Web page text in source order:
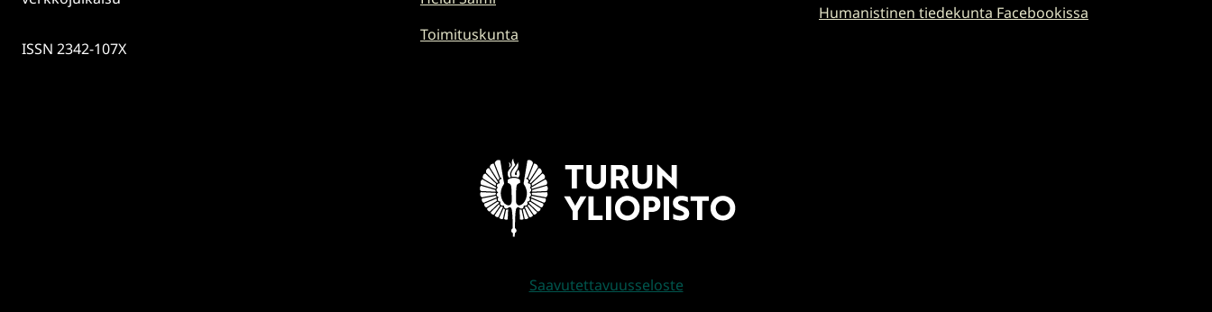
ISSN 2342-107X
Toimituskunta
Humanistinen tiedekunta Facebookissa
Saavutettavuusseloste